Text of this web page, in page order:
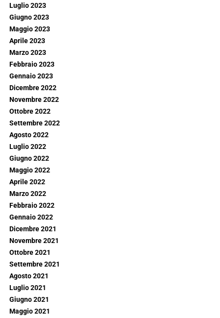
Luglio 2023
Giugno 2023
Maggio 2023
Aprile 2023
Marzo 2023
Febbraio 2023
Gennaio 2023
Dicembre 2022
Novembre 2022
Ottobre 2022
Settembre 2022
Agosto 2022
Luglio 2022
Giugno 2022
Maggio 2022
Aprile 2022
Marzo 2022
Febbraio 2022
Gennaio 2022
Dicembre 2021
Novembre 2021
Ottobre 2021
Settembre 2021
Agosto 2021
Luglio 2021
Giugno 2021
Maggio 2021